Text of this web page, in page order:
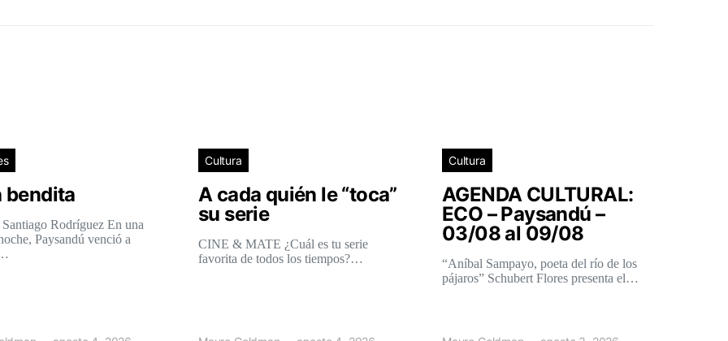
bendita
Rodríguez En una
Paysandú venció a
Cultura
A cada quién le “toca”
su serie
CINE & MATE ¿Cuál es tu serie
favorita de todos los tiempos?…
Cultura
AGENDA CULTURAL:
ECO – Paysandú –
03/08 al 09/08
“Aníbal Sampayo, poeta del río de los
pájaros” Schubert Flores presenta el…